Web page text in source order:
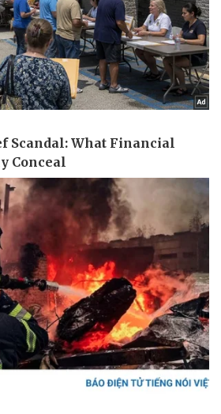
Việt Nam
Phân tích